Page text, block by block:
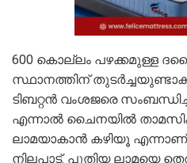
600 കൊല്ലം പഴക്കമുള്ള
സ്ഥാനത്തിന്
ടിബറ്റൻ വംശജരെ
എന്നാൽ ചൈനയിൽ
ലാമയാകാൻ കഴിയൂ
നിലപാട്. പുതിയ ലാമയെ